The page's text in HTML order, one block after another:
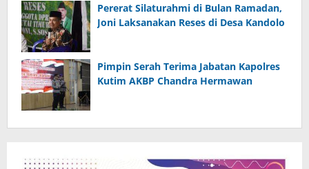
Pererat Silaturahmi di Bulan Ramadan,
Joni Laksanakan Reses di Desa Kandolo
Pimpin Serah Terima Jabatan Kapolres
Kutim AKBP Chandra Hermawan